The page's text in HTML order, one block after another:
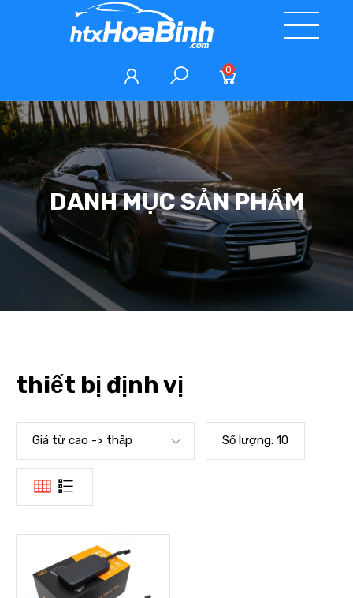
0
DANH MỤC SẢN PHẨM
thiết bị định vị
Giá từ cao -> thấp Số lượng: 10